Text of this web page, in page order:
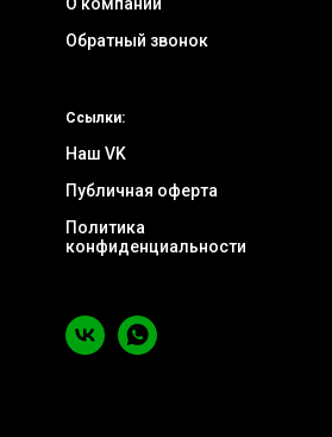
О компании
Обратный звонок
Ссылки:
Наш VK
Публичная оферта
Политика
конфиденциальности